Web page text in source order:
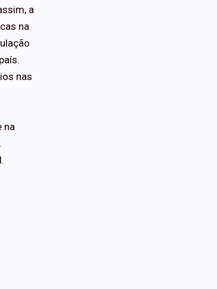
a
na
nas
na